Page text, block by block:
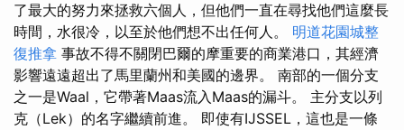
了最大的努力來拯救六個人，但他們一直在尋找他們這麼長
時間，水很冷，以至於他們想不出任何人。 明道花園城整
復推拿 事故不得不關閉巴爾的摩重要的商業港口，其經濟
影響遠遠超出了馬里蘭州和美國的邊界。 南部的一個分支
之一是Waal，它帶著Maas流入Maas的漏斗。 主分支以列
克（Lek）的名字繼續前進。 即使有IJSSEL，這也是一條